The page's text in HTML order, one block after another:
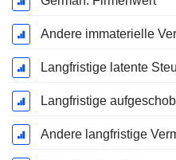
Andere immaterielle
Langfristige latente
Langfristige
Andere langfristige